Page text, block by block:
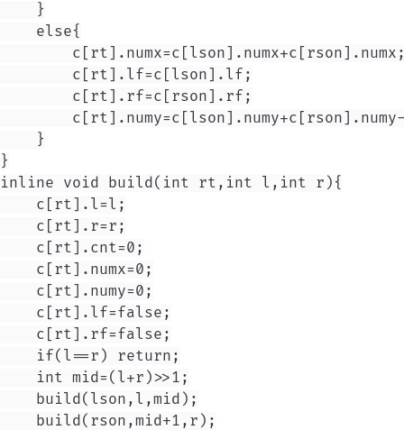
    }
    else{
        c[rt].lf=c[lson].lf;
        c[rt].rf=c[rson].rf;
    }
}
inline void build(int rt,int l,int r){
    c[rt].l=l;
    c[rt].r=r;
    c[rt].cnt=0;
    c[rt].numx=0;
    c[rt].numy=0;
    c[rt].lf=false;
    c[rt].rf=false;
    if(l==r) return;
    int mid=(l+r)>>1;
    build(lson,l,mid);
    build(rson,mid+1,r);